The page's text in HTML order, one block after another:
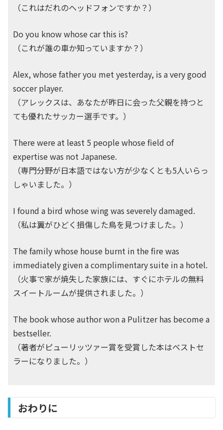
（これはだれのヘッドフォンですか？）
Do you know whose car this is?
（これが誰の車か知っていますか？）
Alex, whose father you met yesterday, is a very good
soccer player.
（アレックスは、あなたが昨日に会った父親を持つと
ても優れたサッカー選手です。）
There were at least 5 people whose field of
expertise was not Japanese.
（専門分野が日本語ではない方が少なくとも5人いらっ
しゃいました。）
I found a bird whose wing was severely damaged.
（私は翼がひどく損傷した鳥を見つけました。）
The family whose house burnt in the fire was
immediately given a complimentary suite in a hotel.
（火事で家が焼失した家族には、すぐにホテルの無料
スイートルームが提供されました。）
The book whose author won a Pulitzer has become a
bestseller.
（著者がピューリッツァー賞を受賞した本はベストセ
ラーになりました。）
おわりに